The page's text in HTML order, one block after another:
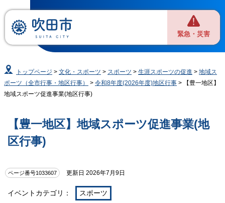
緊急・災害
トップページ >文化・スポーツ > スポーツ >生涯スポーツの促進 >地域ス
ポーツ（全市行事・地区行事）
> 令和8年度(2026年度)地区行事 > 【豊一地区】
地域スポーツ促進事業(地区行事)
【豊一地区】地域スポーツ促進事業(地
区行事)
ページ番号1033607 更新日 2026年7月9日
イベントカテゴリ： スポーツ